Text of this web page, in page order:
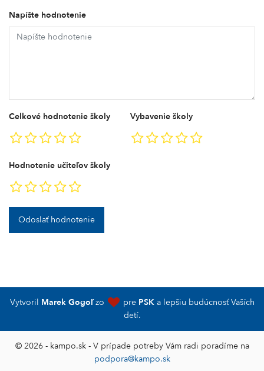
Napíšte hodnotenie
Celkové hodnotenie školy Vybavenie školy
Hodnotenie učiteľov školy
Odoslať hodnotenie
© 2026 - kampo.sk - V prípade potreby Vám radi poradíme na
podpora@kampo.sk
Vytvoril Marek Gogoľzo pre PSKa lepšiu budúcnosť Vaších
detí.